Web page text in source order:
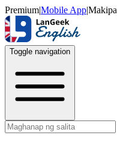
Premium|Mobile App|
Toggle navigation